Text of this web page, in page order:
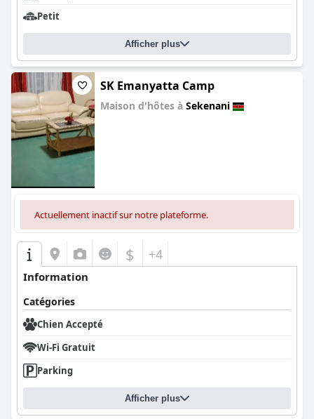
Petit
Afficher plus
SK Emanyatta Camp
Maison d'hôtes à Sekenani
Actuellement inactif sur notre plateforme.
$ +4
Information
Catégories
Chien Accepté
Wi-Fi Gratuit
Parking
Afficher plus